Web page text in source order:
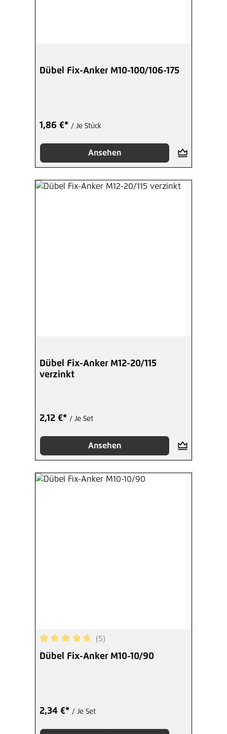
Dübel Fix-Anker M10-100/106-175
1,86 €* / Je Stück
Ansehen
Dübel Fix-Anker M12-20/115
verzinkt
2,12 €* / Je Set
Ansehen
Durchschnittliche Bewertung von 4.8 von 5
(5)
Dübel Fix-Anker M10-10/90
2,34 €* / Je Set